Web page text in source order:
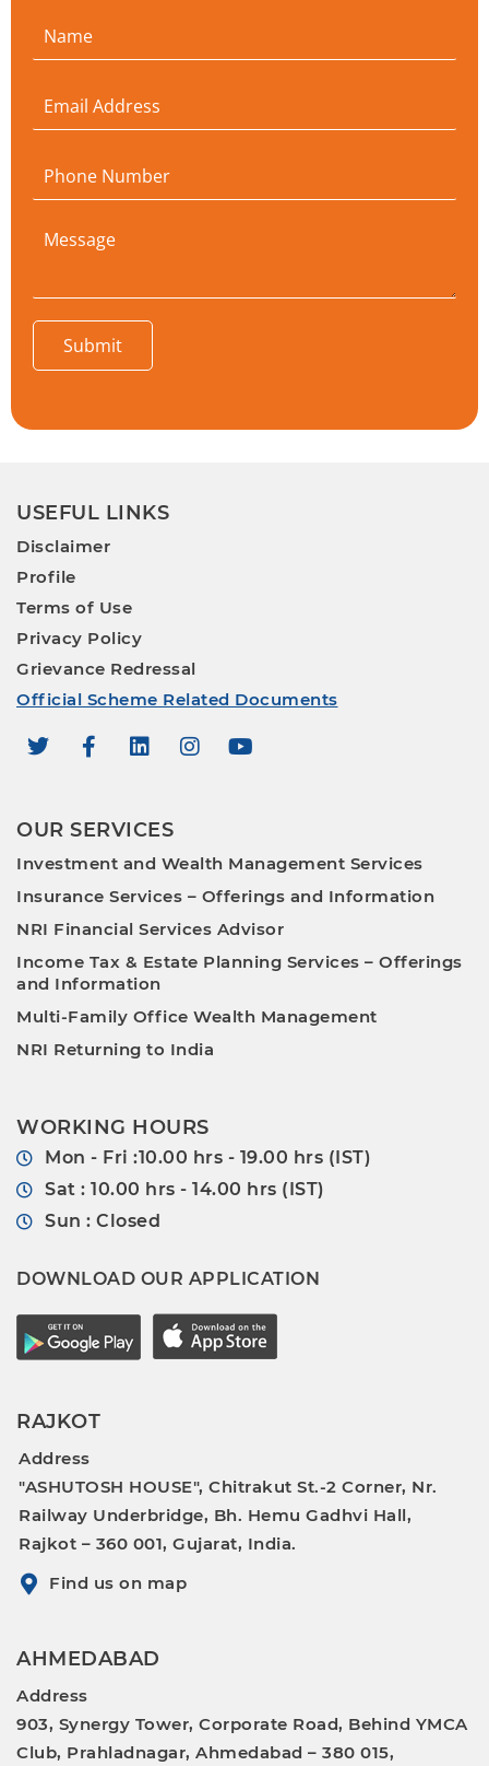
Submit
USEFUL LINKS
Disclaimer
Profile
Terms of Use
Privacy Policy
Grievance Redressal
Official Scheme Related Documents
OUR SERVICES
Investment and Wealth Management Services
Insurance Services – Offerings and Information
NRI Financial Services Advisor
Income Tax & Estate Planning Services – Offerings
and Information
Multi-Family Office Wealth Management
NRI Returning to India
WORKING HOURS
Mon - Fri :10.00 hrs - 19.00 hrs (IST)
Sat : 10.00 hrs - 14.00 hrs (IST)
Sun : Closed
DOWNLOAD OUR APPLICATION
RAJKOT
Address
"ASHUTOSH HOUSE", Chitrakut St.-2 Corner, Nr.
Railway Underbridge, Bh. Hemu Gadhvi Hall,
Rajkot – 360 001, Gujarat, India.
Find us on map
AHMEDABAD
Address
903, Synergy Tower, Corporate Road, Behind YMCA
Club, Prahladnagar, Ahmedabad – 380 015,